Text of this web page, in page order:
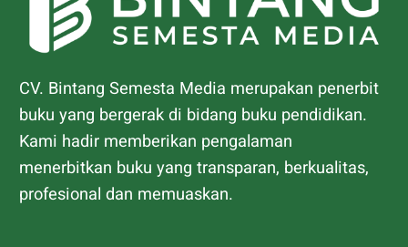
CV. Bintang Semesta Media merupakan penerbit
buku yang bergerak di bidang buku pendidikan.
Kami hadir memberikan pengalaman
menerbitkan buku yang transparan, berkualitas,
profesional dan memuaskan.